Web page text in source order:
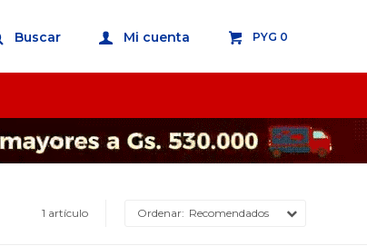
PYG 0
1 artículo Recomendados